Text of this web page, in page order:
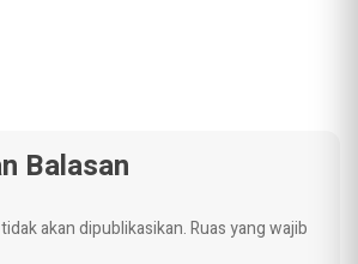
Balasan
akan dipublikasikan.Ruas yang wajib